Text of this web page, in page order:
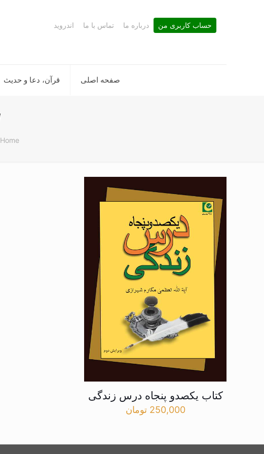
صفحه اصلی قرآن، دعا و حدیث
حساب کاربری من درباره ما تماس با ما اندروید
Home
کتاب یکصدو پنجاه درس زندگی
250,000 تومان